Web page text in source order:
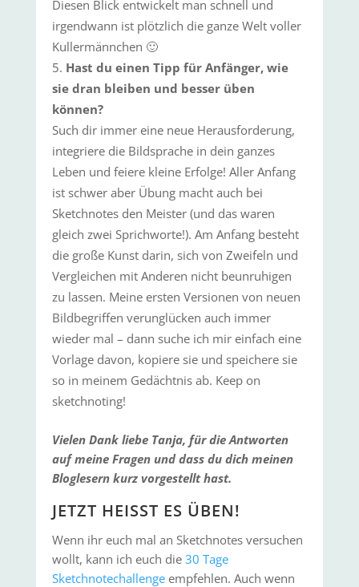
Diesen Blick entwickelt man schnell und
irgendwann ist plötzlich die ganze Welt voller
Kullermännchen 🙂
Hast du einen Tipp für Anfänger, wie
sie dran bleiben und besser üben
können?
Such dir immer eine neue Herausforderung,
integriere die Bildsprache in dein ganzes
Leben und feiere kleine Erfolge! Aller Anfang
ist schwer aber Übung macht auch bei
Sketchnotes den Meister (und das waren
gleich zwei Sprichworte!). Am Anfang besteht
die große Kunst darin, sich von Zweifeln und
Vergleichen mit Anderen nicht beunruhigen
zu lassen. Meine ersten Versionen von neuen
Bildbegriffen verunglücken auch immer
wieder mal – dann suche ich mir einfach eine
Vorlage davon, kopiere sie und speichere sie
so in meinem Gedächtnis ab. Keep on
sketchnoting!
Vielen Dank liebe Tanja, für die Antworten
auf meine Fragen und dass du dich meinen
Bloglesern kurz vorgestellt hast.
JETZT HEISST ES ÜBEN!
Wenn ihr euch mal an Sketchnotes versuchen
wollt, kann ich euch die 30 Tage
Sketchnotechallengeempfehlen. Auch wenn